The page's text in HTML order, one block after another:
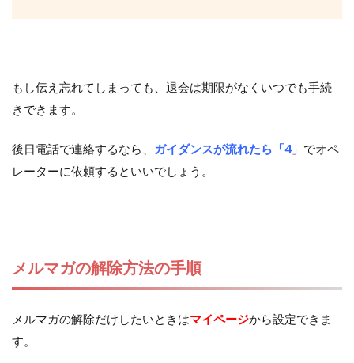
もし伝え忘れてしまっても、退会は期限がなくいつでも手続
きできます。
後日電話で連絡するなら、 ガイダンスが流れたら「4 」でオペ
レーターに依頼するといいでしょう。
メルマガの解除方法の手順
メルマガの解除だけしたいときはマイページから設定できま
す。